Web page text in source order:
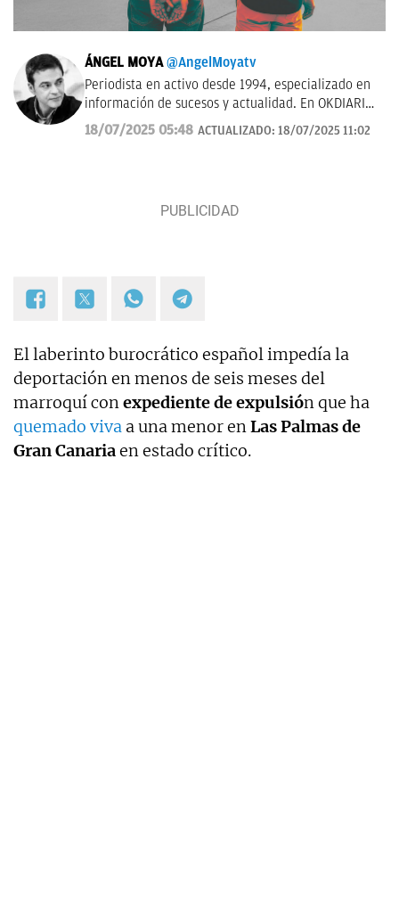
ÁNGEL MOYA @AngelMoyatv
Periodista en activo desde 1994, especializado en
información de sucesos y actualidad. En OKDIARIO
desde el año 2018. Fui redactor del Diario de Las
Palmas, pasé por los Informativos de Telecinco, me
hasta el año 2019 y desde entonces colaboro con
libros "Los reyes latinos", "Red de mentiras" y "Tras
el muro".
18/07/2025 05:48 ACTUALIZADO: 18/07/2025 11:02
El laberinto burocrático español impedía la
deportación en menos de seis meses del
marroquí conexpediente de expulsión que ha
quemado viva a una menor enLas Palmas de
Gran Canariaen estado crítico.